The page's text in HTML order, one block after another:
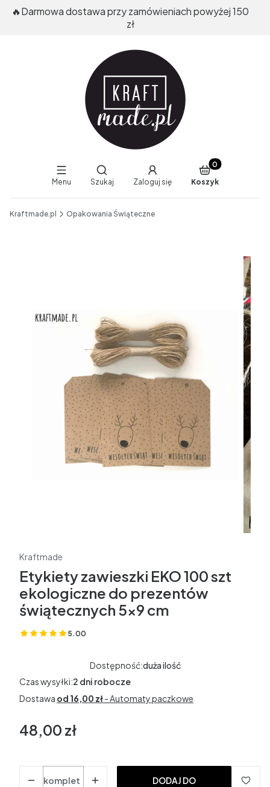
🔥Darmowa dostawa przy zamówieniach powyżej 150
zł
Menu
Otwórz wyszukiwarkę
Szukaj Zaloguj się
Produkty w
Koszyk
Kraftmade.pl Opakowania Świąteczne
Kraftmade
Etykiety zawieszki EKO 100 szt
ekologiczne do prezentów
świątecznych 5x9 cm
5.00
(Oceny: 1 Recenzje: 0)
Dostępność:duża ilość
Czas wysyłki:2 dni robocze
Dostawa od 16,00 zł- Automaty paczkowe
Cena
48,00 zł
bez VAT
komplet
DODAJ DO